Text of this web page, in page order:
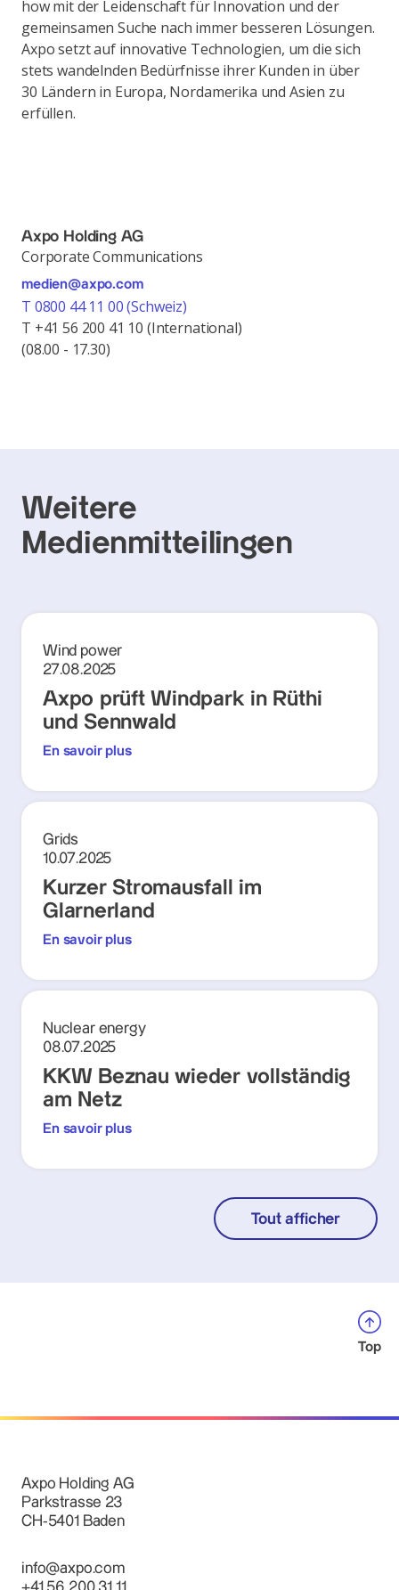
how mit der Leidenschaft für Innovation und der
gemeinsamen Suche nach immer besseren Lösungen.
Axpo setzt auf innovative Technologien, um die sich
stets wandelnden Bedürfnisse ihrer Kunden in über
30 Ländern in Europa, Nordamerika und Asien zu
erfüllen.
Axpo Holding AG
Corporate Communications
medien@axpo.com
T 0800 44 11 00 (Schweiz)
T +41 56 200 41 10 (International)
(08.00 - 17.30)
Weitere
Medienmitteilingen
Wind power
27.08.2025
Axpo prüft Windpark in Rüthi
und Sennwald
En savoir plus
Grids
10.07.2025
Kurzer Stromausfall im
Glarnerland
En savoir plus
Nuclear energy
08.07.2025
KKW Beznau wieder vollständig
am Netz
En savoir plus
Tout afficher
Top
Axpo Holding AG
Parkstrasse 23
CH-5401 Baden
info@axpo.com
+41 56 200 31 11